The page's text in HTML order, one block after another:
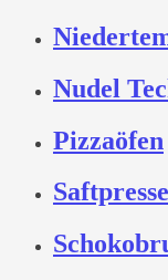
Nudel
Pizzaöfen